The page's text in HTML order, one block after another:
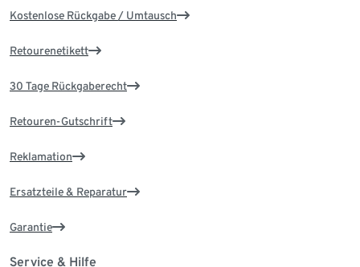
Kostenlose Rückgabe / Umtausch
Retourenetikett
30 Tage Rückgaberecht
Retouren-Gutschrift
Reklamation
Ersatzteile & Reparatur
Garantie
Service & Hilfe